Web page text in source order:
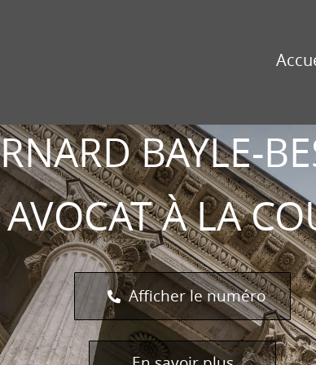
BAYLE-
AVOCAT À LA
Afficher le numéro